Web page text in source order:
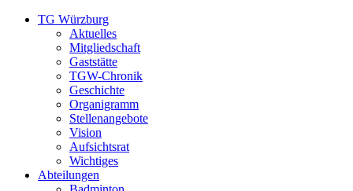
TG Würzburg
Aktuelles
Mitgliedschaft
Gaststätte
TGW-Chronik
Geschichte
Organigramm
Stellenangebote
Vision
Aufsichtsrat
Wichtiges
Abteilungen